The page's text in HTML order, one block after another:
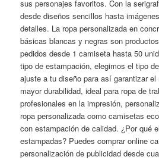
sus personajes favoritos. Con la
desde diseños sencillos hasta
detalles. La ropa personalizada en
básicas blancas y negras son
pedidos desde 1 camiseta hasta 50
tipo de estampación, elegimos el tipo
ajuste a tu diseño para así garantizar
mayor durabilidad, ideal para ropa de
profesionales en la impresión,
ropa personalizada como camisetas
con estampación de calidad. ¿Por qué
estampadas? Puedes comprar online
personalización de publicidad desde